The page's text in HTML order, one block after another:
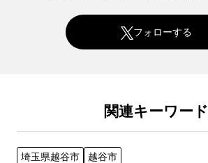
フォローする
関連キーワード
埼玉県越谷市 越谷市